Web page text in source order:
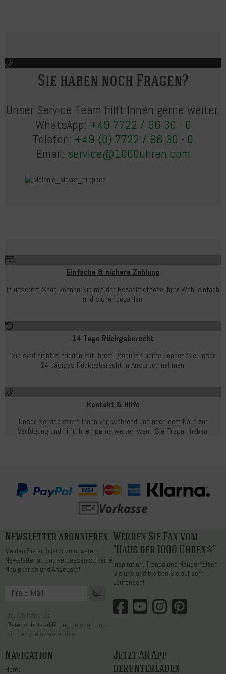
Sie haben noch Fragen?
Unser Service-Team hilft Ihnen gerne weiter.
WhatsApp: +49 7722 / 96 30 - 0
Telefon: +49 (0) 7722 / 96 30 - 0
Email: service@1000uhren.com
Einfache & sichere Zahlung
In unserem Shop können Sie mit der Bezahlmethode Ihrer Wahl einfach
und sicher bezahlen.
14 Tage Rückgaberecht
Sie sind nicht zufrieden mit Ihrem Produkt? Gerne können Sie unser
14-tägiges Rückgaberecht in Anspruch nehmen.
Kontakt & Hilfe
Unser Service steht Ihnen vor, während und nach dem Kauf zur
Verfügung und hilft Ihnen gerne weiter, wenn Sie Fragen haben!
Newsletter abonnieren
Melden Sie sich jetzt zu unserem
Newsletter an und verpassen so keine
Neuigkeiten und Angebote!
Ja, ich habe die
Datenschutzerklärung gelesen und
bin damit einverstanden.
Werden Sie Fan vom
"Haus der 1000 Uhren®"
Inspiration, Trends und Neues, folgen
Sie uns und bleiben Sie auf dem
Laufenden!
Navigation
Home
Jetzt AR App
herunterladen